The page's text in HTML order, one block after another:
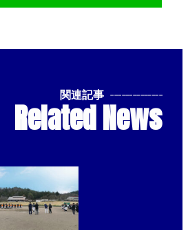
関連記事 --------------
Related News